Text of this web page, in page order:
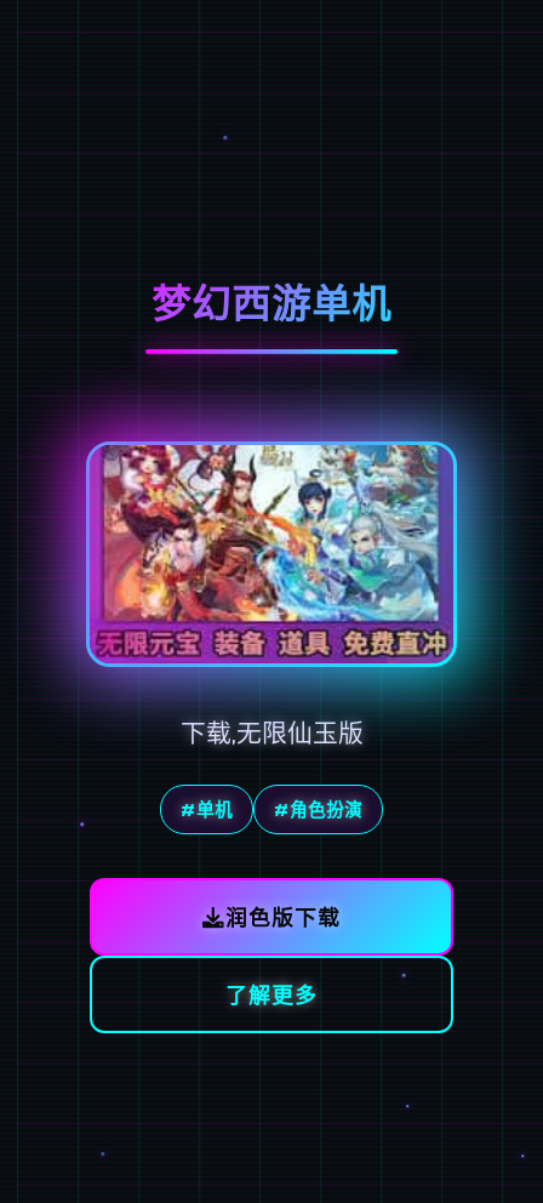
梦幻西游单机
下载,无限仙玉版
#单机 #角色扮演
润色版下载
了解更多